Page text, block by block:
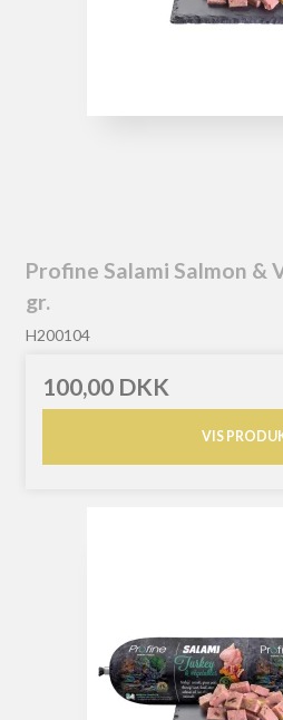
Profine Salami Salmon &
gr.
H200104
100,00 DKK
VIS